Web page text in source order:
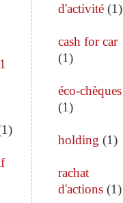
1)
d'activité(1)
cash for car
(1)
éco-chèques
(1)
holding (1)
rachat
d'actions(1)